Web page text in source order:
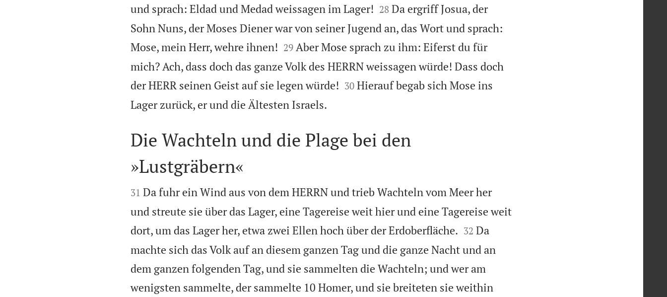
und sprach: Eldad und Medad weissagen im Lager!
28 Da ergriff Josua, der
Sohn Nuns, der Moses Diener war von seiner Jugend an, das Wort und sprach:
Mose, mein Herr, wehre ihnen!
29 Aber Mose sprach zu ihm: Eiferst du für
mich? Ach, dass doch das ganze Volk des HERRN weissagen würde! Dass doch
der HERR seinen Geist auf sie legen würde!
30 Hierauf begab sich Mose ins
Lager zurück, er und die Ältesten Israels.

Die Wachteln und die Plage bei den
»Lustgräbern«

31 Da fuhr ein Wind aus von dem HERRN und trieb Wachteln vom Meer her
und streute sie über das Lager, eine Tagereise weit hier und eine Tagereise weit
dort, um das Lager her, etwa zwei Ellen hoch über der Erdoberfläche.
32 Da
machte sich das Volk auf an diesem ganzen Tag und die ganze Nacht und an
dem ganzen folgenden Tag, und sie sammelten die Wachteln; und wer am
wenigsten sammelte, der sammelte 10 Homer, und sie breiteten sie weithin